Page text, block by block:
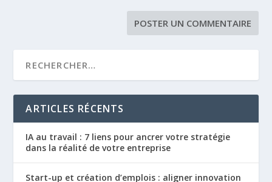
ARTICLES RÉCENTS
IA au travail : 7 liens pour ancrer votre stratégie
dans la réalité de votre entreprise
Start-up et création d’emplois : aligner innovation